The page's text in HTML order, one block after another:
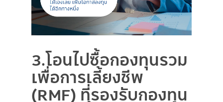
3.โอนไปซื้อกองทุนรวม
เพื่อการเลี้ยงชีพ
(RMF) ที่รองรับกองทุน